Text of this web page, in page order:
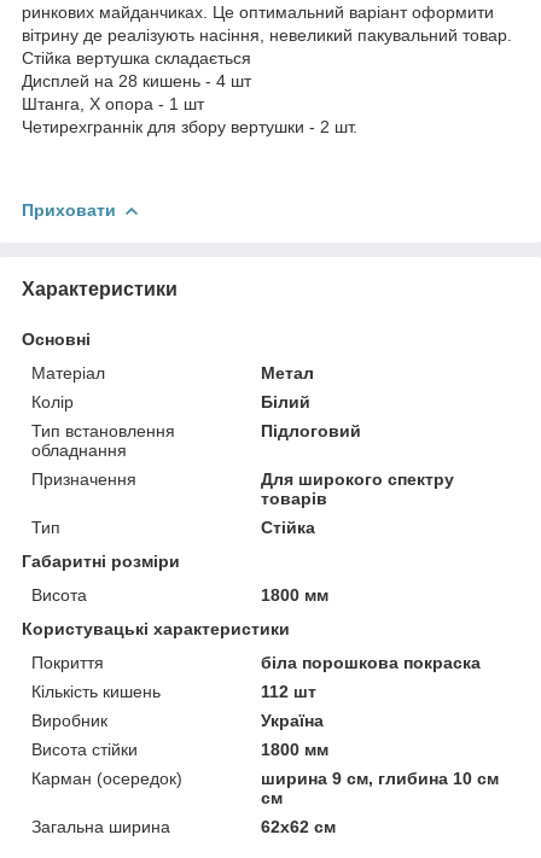
ринкових майданчиках. Це оптимальний варіант оформити
вітрину де реалізують насіння, невеликий пакувальний товар.
Стійка вертушка складається
Дисплей на 28 кишень - 4 шт
Штанга, Х опора - 1 шт
Четирехграннік для збору вертушки - 2 шт.
Приховати
Характеристики
Основні
Матеріал
Метал
Колір
Білий
Тип встановлення
обладнання
Підлоговий
Призначення
Для широкого спектру
товарів
Тип
Стійка
Габаритні розміри
Висота
1800 мм
Користувацькі характеристики
Покриття
біла порошкова покраска
Кількість кишень
112 шт
Виробник
Україна
Висота стійки
1800 мм
Карман (осередок)
ширина 9 см, глибина 10 см
см
Загальна ширина
62х62 см